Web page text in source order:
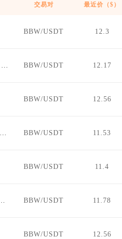
交易对 最近价（$）
BBW/USDT 12.3
BBW/USDT 12.17
BBW/USDT 12.56
BBW/USDT 11.53
BBW/USDT 11.4
BBW/USDT 11.78
BBW/USDT 12.56